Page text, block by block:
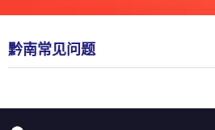
黔南常见问题